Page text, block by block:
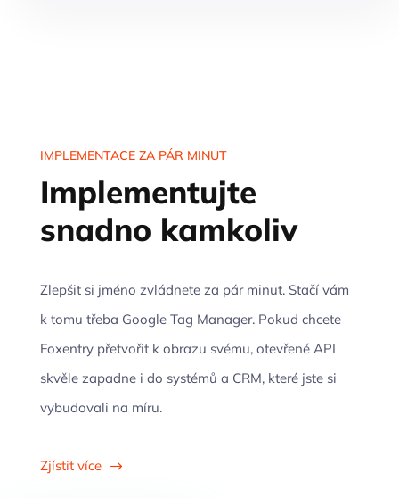
IMPLEMENTACE ZA PÁR MINUT
Implementujte
snadno kamkoliv
Zlepšit si jméno zvládnete za pár minut. Stačí vám
k tomu třeba Google Tag Manager. Pokud chcete
Foxentry přetvořit k obrazu svému, otevřené API
skvěle zapadne i do systémů a CRM, které jste si
vybudovali na míru.
Zjístit více